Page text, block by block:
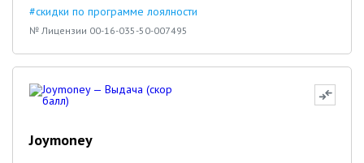
#скидки по программе лоялности
№ Лицензии 00-16-035-50-007495
Joymoney